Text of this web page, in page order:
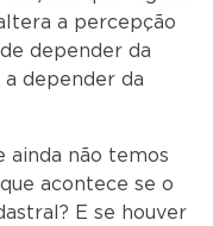
a percepção
depender da
depender da
ainda não temos
acontece se o
E se houver